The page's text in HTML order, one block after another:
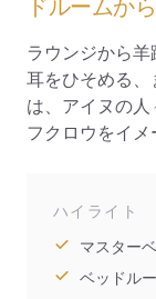
ドルームか
ラウンジから
耳をひそめる
は、アイヌの
フクロウをイメ
ハイライト
マスター
ベッドル